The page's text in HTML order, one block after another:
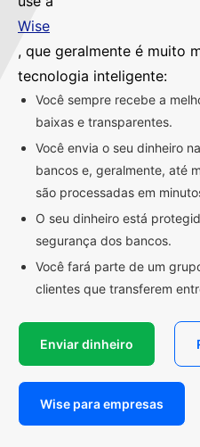
Wise
, que geralmente é muito
tecnologia inteligente:
Você sempre recebe a
baixas e transparentes.
Você envia o seu dinheiro
bancos e, geralmente, até
são processadas em
O seu dinheiro está
segurança dos bancos.
Você fará parte de um
clientes que transferem
Enviar dinheiro
Wise para empresas